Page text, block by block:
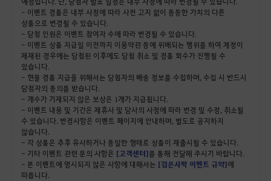
- 이벤트 경품은 내부 사정에 따라 사전 고지 없이 동등한 가치의 다른
상품으로 변경될 수 있습니다.
- 당첨 인원은 이벤트 참여자 수에 따라 변경될 수 있습니다.
- 이벤트 상품 지급일 이전까지 이용약관 등에 위배되는 행위를 하여 계정이
제재된 경우에는 당첨된 이후에도 당첨 취소 및 경품 회수가 진행될 수
있습니다.
- 현물 경품 지급을 위해서는 당첨자의 배송 정보를 수집하며, 수집 시 반드시
당첨자의 동의를 받습니다.
- 개수가 기재되지 않은 보상은 1개가 지급됩니다.
- 이벤트 내용 및 기간은 제휴사 및 당사의 사정에 따라 변경 및 수정, 취소될
수 있습니다. 변경사항은 이벤트 페이지에 안내하며, 별도로 공지하지
않습니다.
- 각 상품은 추후 유사하거나 동일한 형태로 상품이 재출시될 수 있습니다.
- 기타 이벤트 관련 문의 사항은 [고객센터]를 통해 전달해 주시기 바랍니다.
- 본 이벤트에 명시되지 않은 사항에 대해서는 [검은사막 이벤트 규약]에
따릅니다.